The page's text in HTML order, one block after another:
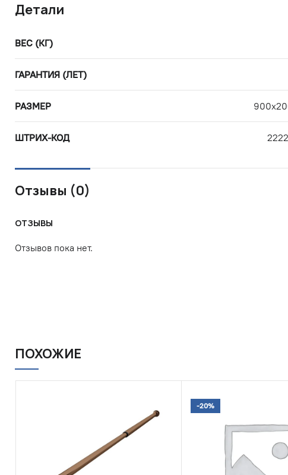
Детали
ВЕС (КГ)
ГАРАНТИЯ (ЛЕТ)
РАЗМЕР
ШТРИХ-КОД
Отзывы (0)
ОТЗЫВЫ
Отзывов пока нет.
ПОХОЖИЕ
-20%